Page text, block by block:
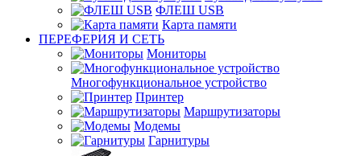
ФЛЕШ USB
Карта памяти
ПЕРЕФЕРИЯ И СЕТЬ
Мониторы
Многофункциональное устройство
Принтер
Маршрутизаторы
Модемы
Гарнитуры